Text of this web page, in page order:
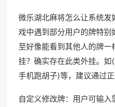
微乐湖北麻将怎么让系统
戏中遇到部分用户的牌特
至好像能看到其他人的牌一
挂？确实存在此类外挂。如
手机跑胡子)等，建议通过
自定义修改牌：用户可输入